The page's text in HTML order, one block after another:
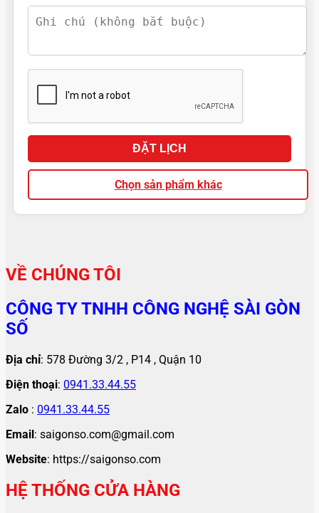
ĐẶT LỊCH
Chọn sản phẩm khác
VỀ CHÚNG TÔI
CÔNG TY TNHH CÔNG NGHỆ SÀI GÒN
SỐ
Địa chỉ: 578 Đường 3/2 , P14 , Quận 10
Điện thoại: 0941.33.44.55
Zalo : 0941.33.44.55
Email: saigonso.com@gmail.com
Website: https://saigonso.com
HỆ THỐNG CỬA HÀNG